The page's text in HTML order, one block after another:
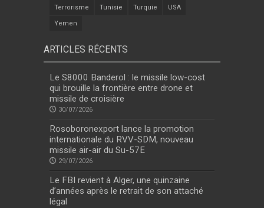
Terrorisme Tunisie Turquie USA
Yemen
ARTICLES RÉCENTS
Le S8000 Banderol : le missile low-cost
qui brouille la frontière entre drone et
missile de croisière
30/07/2026
Rosoboronexport lance la promotion
internationale du RVV-SDM, nouveau
missile air-air du Su-57E
29/07/2026
Le FBI revient à Alger, une quinzaine
d’années après le retrait de son attaché
légal